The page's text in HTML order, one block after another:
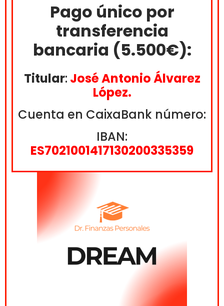
Pago único por
transferencia
bancaria (5.500€):
Titular: José Antonio Álvarez
López.
Cuenta en CaixaBank número:
IBAN:
ES7021001417130200335359